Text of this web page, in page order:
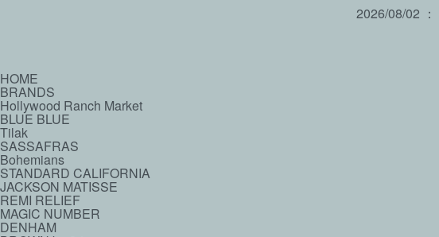
2026/08/02 ：
HOME
BRANDS
Hollywood Ranch Market
BLUE BLUE
Tilak
SASSAFRAS
Bohemians
STANDARD CALIFORNIA
JACKSON MATISSE
REMI RELIEF
MAGIC NUMBER
DENHAM